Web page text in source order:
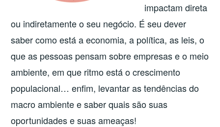
impactam direta
ou indiretamente o seu negócio. É seu dever
saber como está a economia, a política, as leis, o
que as pessoas pensam sobre empresas e o meio
ambiente, em que ritmo está o crescimento
populacional… enfim, levantar as tendências do
macro ambiente e saber quais são suas
oportunidades e suas ameaças!